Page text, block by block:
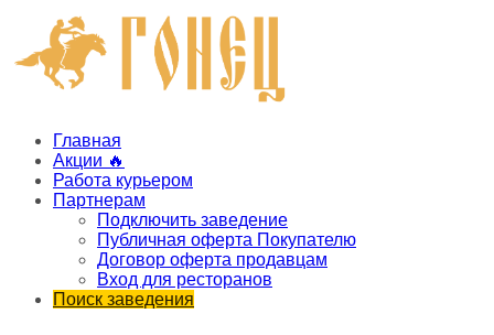
Главная
Акции 🔥
Работа курьером
Партнерам
Подключить заведение
Публичная оферта Покупателю
Договор оферта продавцам
Вход для ресторанов
Поиск заведения